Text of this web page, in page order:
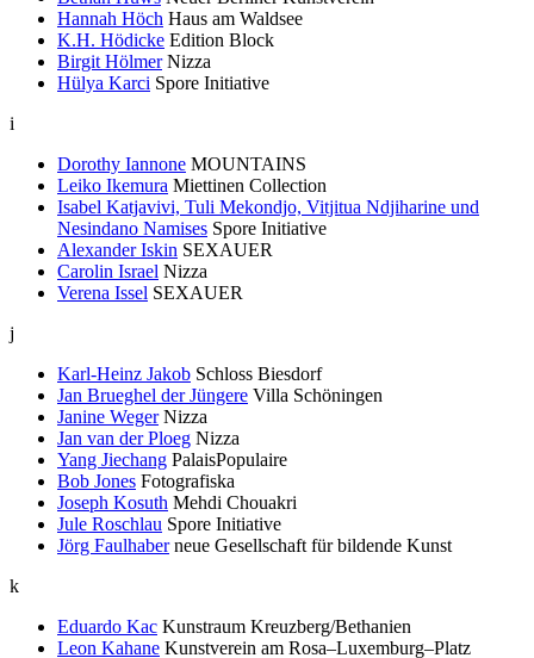
Hannah Höch Haus am Waldsee
K.H. Hödicke Edition Block
Birgit Hölmer Nizza
Hülya Karci Spore Initiative
i
Dorothy Iannone MOUNTAINS
Leiko Ikemura Miettinen Collection
Isabel Katjavivi, Tuli Mekondjo, Vitjitua Ndjiharine und
Nesindano Namises Spore Initiative
Alexander Iskin SEXAUER
Carolin Israel Nizza
Verena Issel SEXAUER
j
Karl-Heinz Jakob Schloss Biesdorf
Jan Brueghel der Jüngere Villa Schöningen
Janine Weger Nizza
Jan van der Ploeg Nizza
Yang Jiechang PalaisPopulaire
Bob Jones Fotografiska
Joseph Kosuth Mehdi Chouakri
Jule Roschlau Spore Initiative
Jörg Faulhaber neue Gesellschaft für bildende Kunst
k
Eduardo Kac Kunstraum Kreuzberg/Bethanien
Leon Kahane Kunstverein am Rosa–Luxemburg–Platz